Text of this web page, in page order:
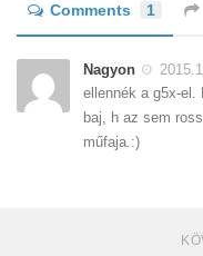
Comments 1
Nagyon
ellennék a g5x-el.
baj, h az sem
műfaja.:)